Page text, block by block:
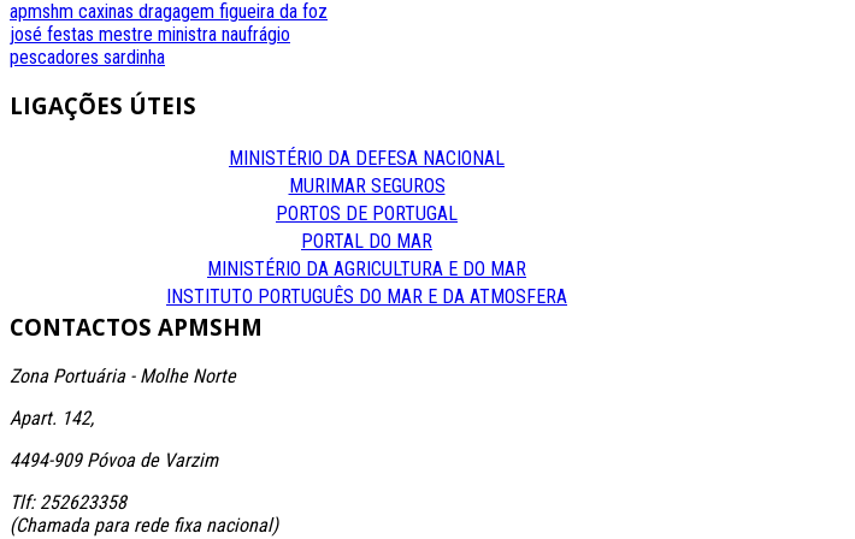
apmshm caxinas dragagem figueira da foz
josé festas mestre ministra naufrágio
pescadores sardinha
LIGAÇÕES ÚTEIS
MINISTÉRIO DA DEFESA NACIONAL
MURIMAR SEGUROS
PORTOS DE PORTUGAL
PORTAL DO MAR
MINISTÉRIO DA AGRICULTURA E DO MAR
INSTITUTO PORTUGUÊS DO MAR E DA ATMOSFERA
CONTACTOS APMSHM
Zona Portuária - Molhe Norte
Apart. 142,
4494-909 Póvoa de Varzim
Tlf: 252623358
(Chamada para rede fixa nacional)